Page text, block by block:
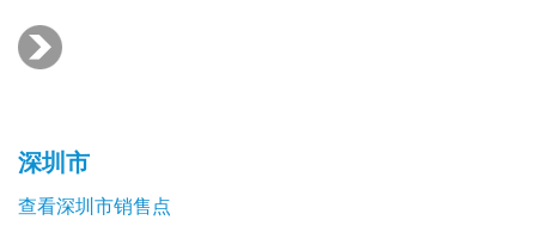
深圳市
查看深圳市销售点